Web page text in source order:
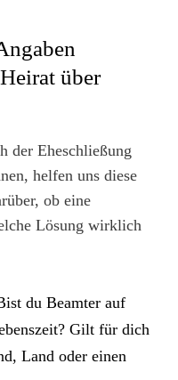
über
der Eheschließung
helfen uns diese
ob eine
Lösung wirklich
du Beamter auf
Gilt für dich
Land oder einen